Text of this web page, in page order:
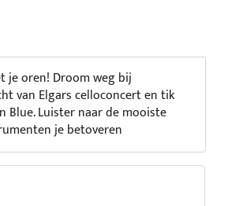
je oren! Droom weg bij
van Elgars celloconcert en tik
Blue. Luister naar de mooiste
je betoveren